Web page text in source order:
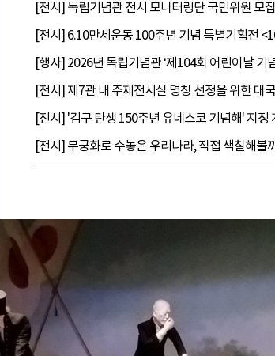
[전시] 독립기념관 전시 모니터링단 국민위원 모집